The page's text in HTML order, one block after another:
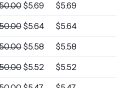
$5.69 $5.69
$5.64 $5.64
$5.58 $5.58
$5.52 $5.52